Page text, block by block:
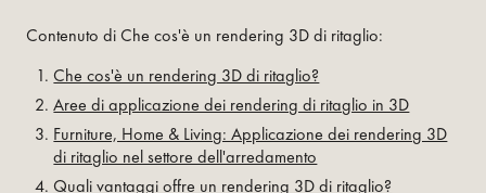
Contenuto di Che cos'è un rendering 3D di ritaglio:
Che cos'è un rendering 3D di ritaglio?
Aree di applicazione dei rendering di ritaglio in 3D
Furniture, Home & Living: Applicazione dei rendering 3D
di ritaglio nel settore dell'arredamento
Quali vantaggi offre un rendering 3D di ritaglio?